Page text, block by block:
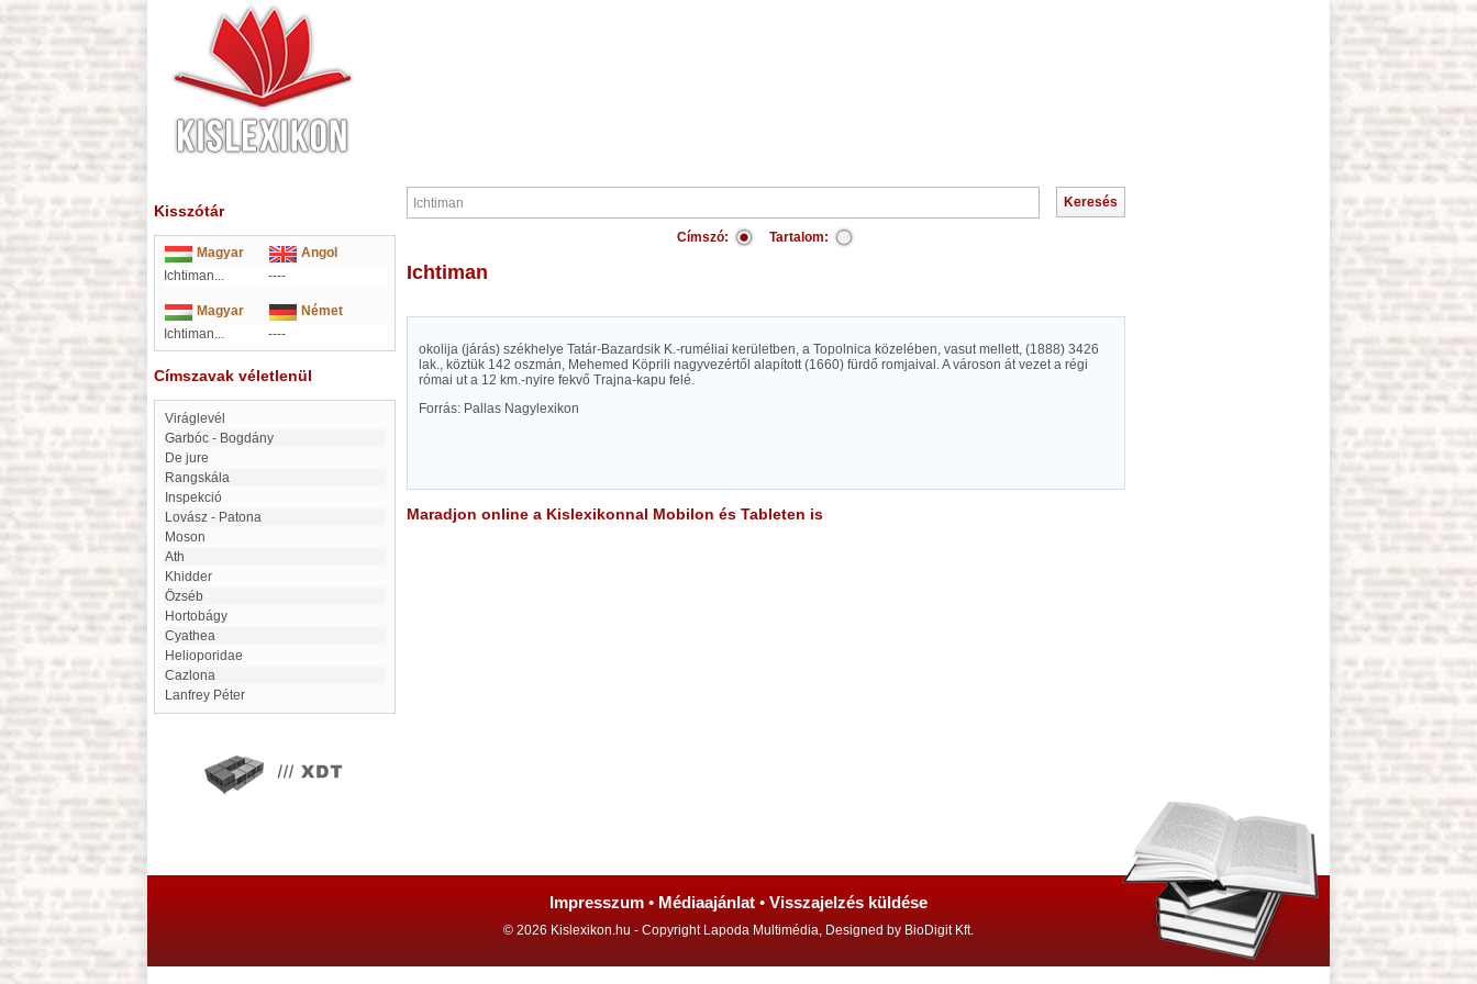
Kisszótár
Magyar
Angol
Ichtiman...
----
Magyar
Német
Ichtiman...
----
Címszavak véletlenül
Viráglevél
Garbóc - Bogdány
de jure
Rangskála
inspekció
Lovász - Patona
Moson
Ath
Khidder
Özséb
Hortobágy
Cyathea
Helioporidae
Cazlona
Lanfrey Péter
Címszó: Tartalom:
Ichtiman
okolija (járás) székhelye Tatár-Bazardsik K.-ruméliai kerületben, a Topolnica közelében, vasut mellett, (1888) 3426
lak., köztük 142 oszmán, Mehemed Köprili nagyvezértől alapított (1660) fürdő romjaival. A városon át vezet a régi
római ut a 12 km.-nyire fekvő Trajna-kapu felé.
Forrás: Pallas Nagylexikon
Maradjon online a Kislexikonnal Mobilon és Tableten is
Impresszum • Médiaajánlat • Visszajelzés küldése
© 2026 Kislexikon.hu - Copyright Lapoda Multimédia, Designed by BioDigit Kft.